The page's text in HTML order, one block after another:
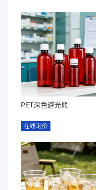
PET深色避光瓶
在线询价